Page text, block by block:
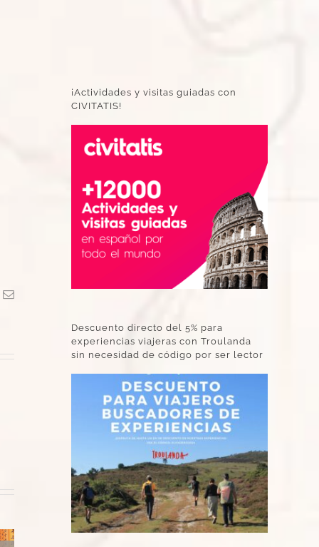
Correo
¡Actividades y visitas guiadas con
CIVITATIS!
Descuento directo del 5% para
experiencias viajeras con Troulanda
sin necesidad de código por ser lector